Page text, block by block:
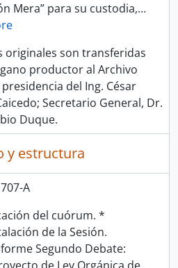
Mera” para su custodia,…
originales son transferidas
productor al Archivo
del Ing. César
Secretario General, Dr.
Duque.
y estructura
A
del cuórum. *
de la Sesión.
Segundo Debate: